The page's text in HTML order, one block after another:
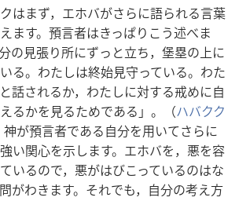
はまず，エホバがさらに語られる言葉
ます。預言者はきっぱりこう述べま
の見張り所にずっと立ち，堡塁の上に
る。わたしは終始見守っている。わた
話されるか，わたしに対する戒めに自
るかを見るためである」。（ハバクク
が預言者である自分を用いてさらに
い関心を示します。エホバを，悪を容
いるので，悪がはびこっているのはな
がわきます。それでも，自分の考え方